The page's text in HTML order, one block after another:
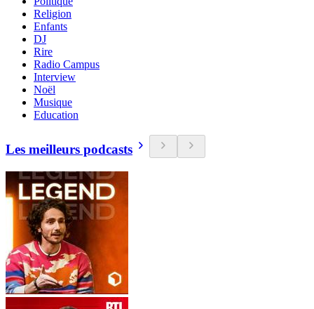
Religion
Enfants
DJ
Rire
Radio Campus
Interview
Noël
Musique
Education
Les meilleurs podcasts